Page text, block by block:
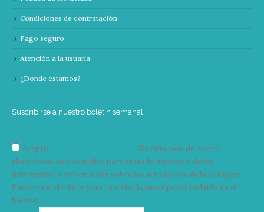
Condiciones de contratación
Pago seguro
Atención a la usuaria
¿Donde estamos?
Suscribirse a nuestro boletín semanal
Acepto
Su dirección de correo
electrónico solo se utiliza para enviarle nuestro boletín
informativo e información sobre las actividades de la Vorágine.
Puede usar el enlace para cancelar la suscripción incluido en el
boletín. >